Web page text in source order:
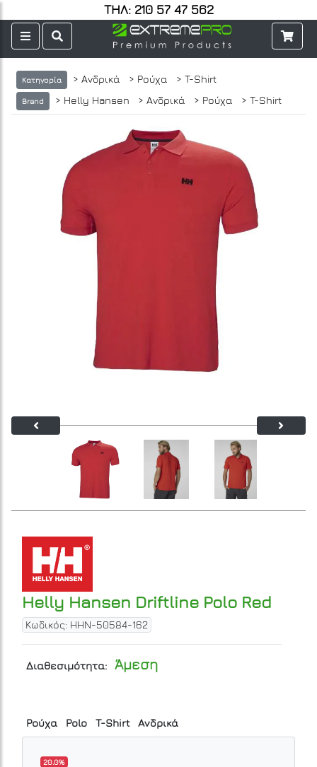
ΤΗΛ: 210 57 47 562
Κατηγορία > Ανδρικά > Ρούχα > T-Shirt
Brand > Helly Hansen > Ανδρικά > Ρούχα > T-Shirt
Helly Hansen Driftline Polo Red
Κωδικός: HHN-50584-162
Διαθεσιμότητα: Άμεση
Ρούχα Polo T-Shirt Ανδρικά
20.0%